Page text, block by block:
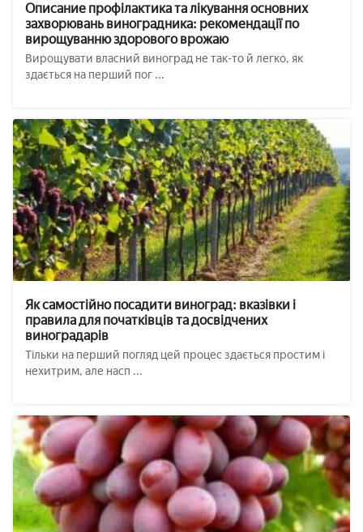
Описание профілактика та лікування основних
захворювань виноградника: рекомендації по
вирощуванню здорового врожаю
Вирощувати власний виноград не так-то й легко, як
здається на перший пог ...
Як самостійно посадити виноград: вказівки і
правила для початківців та досвідчених
виноградарів
Тільки на перший погляд цей процес здається простим і
нехитрим, але насп ...